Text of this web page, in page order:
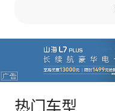
热门车型